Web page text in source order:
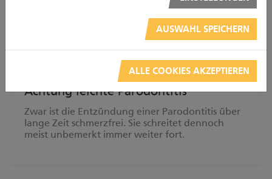
Achtung leichte Parodontitis
Zwar ist die Entzündung einer Parodontitis über
lange Zeit schmerzfrei. Sie schreitet dennoch
meist unbemerkt immer weiter fort.
AUSWAHL SPEICHERN
ALLE COOKIES AKZEPTIEREN